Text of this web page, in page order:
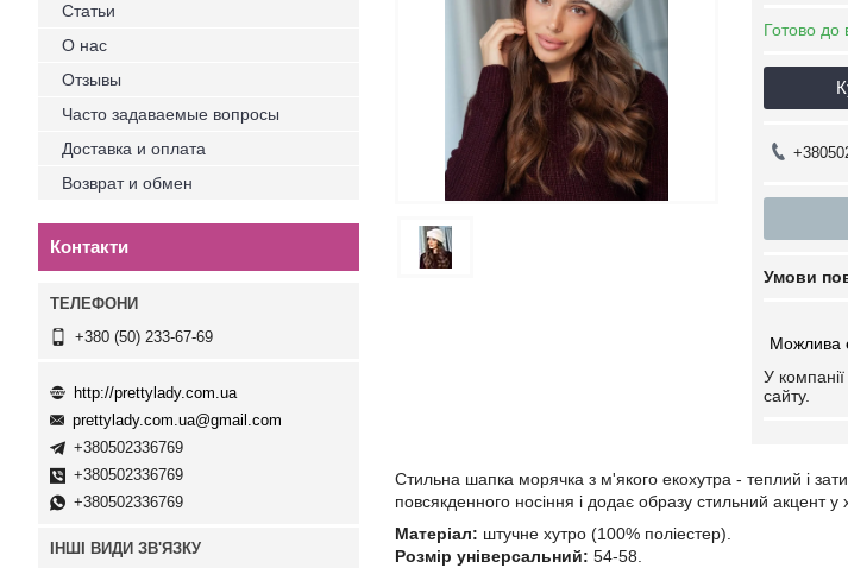
Готово до
У
сайту.
Стильна шапка морячка з м'якого екохутра - теплий і
повсякденного носіння і додає образу стильний акцент у
Матеріал: штучне хутро (100% поліестер).
Розмір універсальний: 54-58.
Статьи
О нас
Отзывы
Часто задаваемые вопросы
Доставка и оплата
Возврат и обмен
Контакти
+380 (50) 233-67-69
http://prettylady.com.ua
prettylady.com.ua@gmail.com
+380502336769
+380502336769
+380502336769
ІНШІ ВИДИ ЗВ'ЯЗКУ